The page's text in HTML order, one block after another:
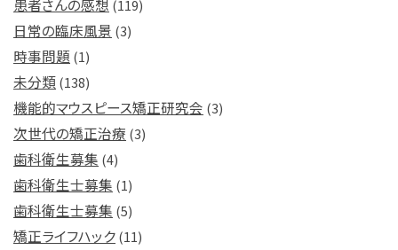
患者さんの感想 (119)
日常の臨床風景 (3)
時事問題 (1)
未分類(138)
機能的マウスピース矯正研究会 (3)
次世代の矯正治療 (3)
歯科衛生募集 (4)
歯科衛生士募集 (1)
歯科衛生士募集 (5)
矯正ライフハック(11)